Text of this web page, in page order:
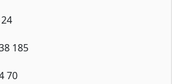
185
70